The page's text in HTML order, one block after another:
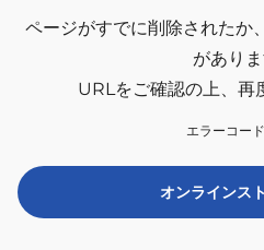
ページがすでに削除されたか、
がありま
URLをご確認の上、再
エラーコード
オンラインス